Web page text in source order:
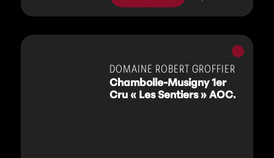
Vins
DOMAINE ROBERT GROFFIER
Chambolle-Musigny 1er
Cru « Les Sentiers » AOC.